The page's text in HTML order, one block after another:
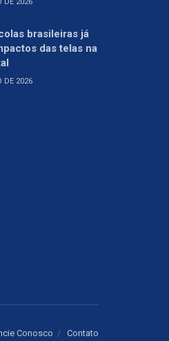
brasileiras já
das telas na
DE 2026
Conosco Contato